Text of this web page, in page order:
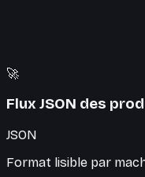
🚀
Flux JSON des
JSON
Format lisible par